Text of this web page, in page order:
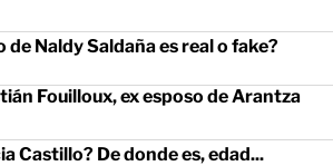
Naldy Saldaña es real o fake?
Fouilloux, ex esposo de Arantza
Castillo? De donde es, edad...